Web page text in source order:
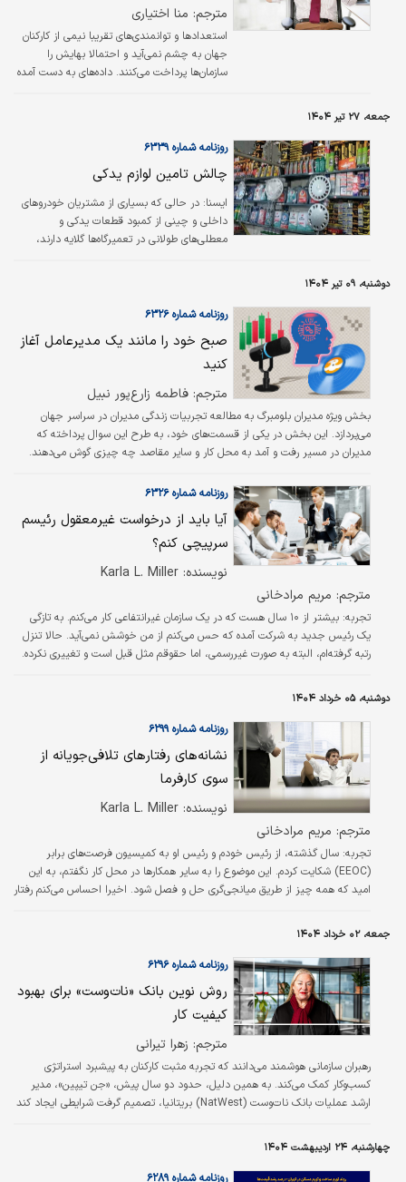
نصیب «آرواره‌ها» ساخته استیون اسپیلبرگ شده
که محصول سال ۱۹۷۵ است و ۵۰…
مترجم: منا اختیاری
استعدادها و توانمندی‌های تقریبا نیمی از کارکنان
جهان به چشم نمی‌آید و احتمالا بهایش را
سازمان‌ها پرداخت می‌کنند. داده‌های به دست آمده
سمت درون‌گرایی تمایل دارند.
جمعه، ۲۷ تیر ۱۴۰۴
روزنامه شماره ۶۳۳۹
چالش تامین لوازم یدکی
ایسنا: در حالی که بسیاری از مشتریان خودروهای
داخلی و چینی از کمبود قطعات یدکی و
معطلی‌‌‌های طولانی در تعمیرگاه‌‌‌ها گلایه دارند،
و کم‌‌‌کاری شرکت‌های واردکننده در تامین قطعه
دوشنبه، ۰۹ تیر ۱۴۰۴
روزنامه شماره ۶۳۲۶
صبح خود را مانند یک مدیرعامل آغاز
کنید
مترجم: فاطمه زارع‏‏‌پور نبیل
بخش ویژه مدیران بلومبرگ به مطالعه تجربیات زندگی مدیران در سراسر جهان
می‌‌‌پردازد. این بخش در یکی از قسمت‌‌‌های خود، به طرح این سوال پرداخته‌‌‌ که
مدیران در مسیر رفت ‌‌‌و آمد به محل کار و سایر مقاصد چه چیزی گوش می‌‌‌دهند.
روزنامه شماره ۶۳۲۶
آیا باید از درخواست غیرمعقول رئیسم
سرپیچی کنم؟
نويسنده: Karla L. Miller
مترجم: مریم مرادخانی
تجربه: بیشتر از ۱۰ سال هست که در یک سازمان غیرانتفاعی کار می‌‌‌کنم. به تازگی
یک رئیس جدید به شرکت آمده که حس می‌‌‌کنم از من خوشش نمی‌‌‌آید. حالا تنزل
رتبه گرفته‌‌‌ام، البته به صورت غیررسمی، اما حقوقم مثل قبل است و تغییری نکرده.
دوشنبه، ۰۵ خرداد ۱۴۰۴
روزنامه شماره ۶۲۹۹
نشانه‌‌‌های رفتارهای تلافی‌‌‌جویانه از
سوی کارفرما
نويسنده: Karla L. Miller
مترجم: مریم مرادخانی
تجربه: سال گذشته، از رئیس خودم و رئیس او به کمیسیون فرصت‌‌‌های برابر
(EEOC) شکایت کردم. این موضوع را به سایر همکارها در محل کار نگفتم، به این
امید که همه چیز از طریق میانجی‌گری حل و فصل شود. اخیرا احساس می‌‌‌کنم رفتار
فهمیدم که یک نفر دیگر را انتخاب کرده‌‌‌اند.
جمعه، ۰۲ خرداد ۱۴۰۴
روزنامه شماره ۶۲۹۶
روش نوین بانک «نات‏‌وست» برای بهبود
کیفیت کار
مترجم: زهرا تيراني
رهبران سازمانی هوشمند می‌‌دانند که تجربه مثبت کارکنان به پیشبرد استراتژی
کسب‌‌وکار کمک می‌‌کند. به همین دلیل، حدود دو سال پیش، «جن تیپین»، مدیر
ارشد عملیات بانک نات‌‌وست (NatWest) بریتانیا، تصمیم گرفت شرایطی ایجاد کند
چهارشنبه، ۲۴ اردیبهشت ۱۴۰۴
روزنامه شماره ۶۲۸۹